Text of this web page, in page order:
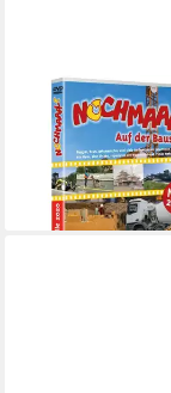
ALEXANDER
DVD Nochmaaal! -
Baustelle
ab 15,17 €
lieferbar - in 3-4